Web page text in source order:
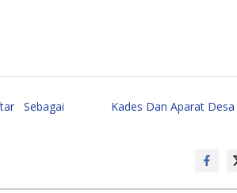
Sebagai
Kades Dan Aparat